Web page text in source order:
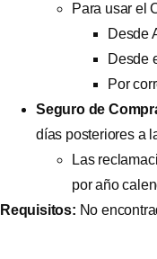
Para usar el
Desde
Desde
Por
Seguro de
días posteriores a
Las
por año
Requisitos: No